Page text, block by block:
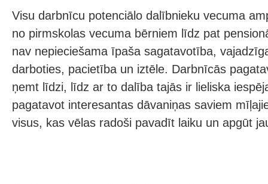
Visu darbnīcu potenciālo dalībnieku vecuma
no pirmskolas vecuma bērniem līdz pat
nav nepieciešama īpaša sagatavotība,
darboties, pacietība un iztēle. Darbnīcās
ņemt līdzi, līdz ar to dalība tajās ir lieliska
pagatavot interesantas dāvaniņas saviem
visus, kas vēlas radoši pavadīt laiku un apgūt